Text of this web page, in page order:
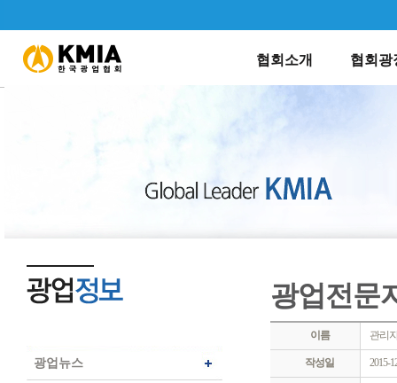
협회소개 협회광
광업뉴스
광업전문
이름 관리
작성일 2015-